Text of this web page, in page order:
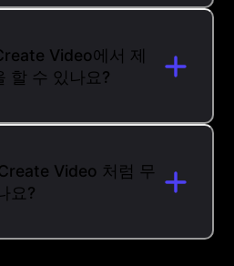
Video에서 제
할 수 있나요?
Video 처럼 무
요?